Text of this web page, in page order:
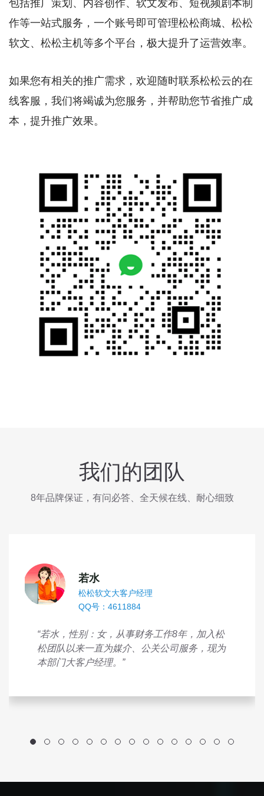
包括推广策划、内容创作、软文发布、短视频剧本制
作等一站式服务，一个账号即可管理松松商城、松松
软文、松松主机等多个平台，极大提升了运营效率。
如果您有相关的推广需求，欢迎随时联系松松云的在
线客服，我们将竭诚为您服务，并帮助您节省推广成
本，提升推广效果。
我们的团队
8年品牌保证，有问必答、全天候在线、耐心细致
若水
松松软文大客户经理
QQ号：4611884
“若水，性别：女，从事财务工作8年，加入松
松团队以来一直为媒介、公关公司服务，现为
本部门大客户经理。”